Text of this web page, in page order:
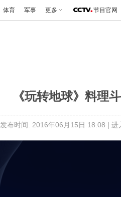
体育 军事 更多 节目官网
《玩转地球》料理
发布时间: 2016年06月15日 18:08 | 进